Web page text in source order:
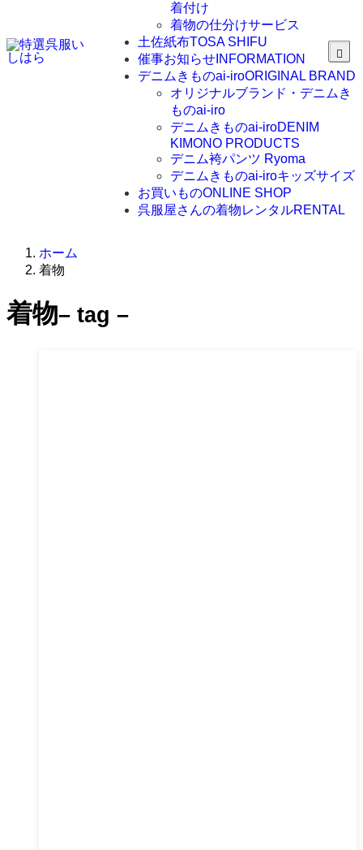
着付け
着物の仕分けサービス
土佐紙布TOSA SHIFU
催事お知らせINFORMATION
デニムきものai-iroORIGINAL BRAND
オリジナルブランド・デニムき
ものai-iro
デニムきものai-iroDENIM
KIMONO PRODUCTS
デニム袴パンツ Ryoma
デニムきものai-iroキッズサイズ
お買いものONLINE SHOP
呉服屋さんの着物レンタルRENTAL
ホーム
着物
着物– tag –